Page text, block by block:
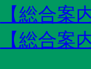
【総合案
【総合